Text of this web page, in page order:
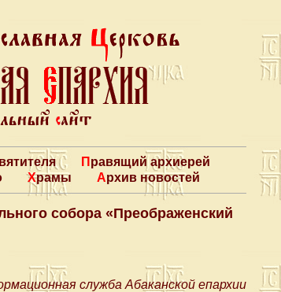
Правящий архиерей
Храмы Архив новостей
собора «Преображенский
служба Абаканской епархии